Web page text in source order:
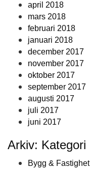
april 2018
mars 2018
februari 2018
januari 2018
december 2017
november 2017
oktober 2017
september 2017
augusti 2017
juli 2017
juni 2017
Arkiv: Kategori
Bygg & Fastighet